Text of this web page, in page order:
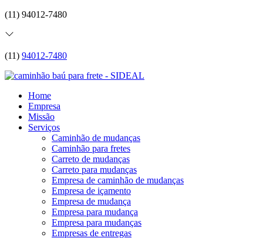
(11) 94012-7480
(11) 94012-7480
Home
Empresa
Missão
Serviços
Caminhão de mudanças
Caminhão para fretes
Carreto de mudanças
Carreto para mudanças
Empresa de caminhão de mudanças
Empresa de içamento
Empresa de mudança
Empresa para mudança
Empresa para mudanças
Empresas de entregas